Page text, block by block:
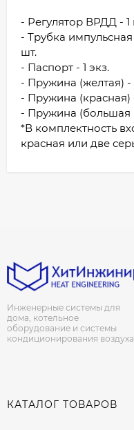
- Регулятор ВРДД - 1
- Трубка
шт.
- Паспорт - 1 экз.
- Пружина (желтая) -
- Пружина (красная)
- Пружина (большая
*В комплектность
красная или две
Инженерные системы для
дома, котельное
оборудование и системы
кондиционирования воздуха
КАТАЛОГ ТОВАРОВ